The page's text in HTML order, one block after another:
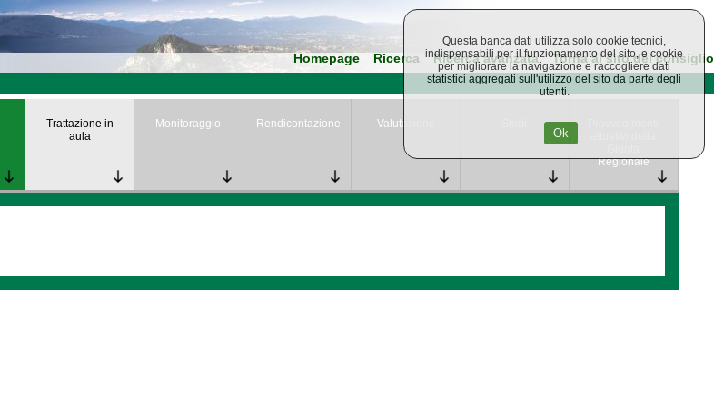
Homepage Ricerca Ricerca avanzata Torna al sito del consiglio
Trattazione in
aula
Monitoraggio Rendicontazione Valutazione
Regionale
Questa banca dati utilizza solo cookie tecnici,
indispensabili per il funzionamento del sito, e cookie
per migliorare la navigazione e raccogliere dati
statistici aggregati sull'utilizzo del sito da parte degli
utenti.
Ok